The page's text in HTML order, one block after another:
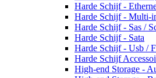
Harde Schijf -
Harde Schijf - Multi-
Harde Schijf - Sas /
Harde Schijf - Sata
Harde Schijf - Usb /
Harde Schijf
High-end Storage -